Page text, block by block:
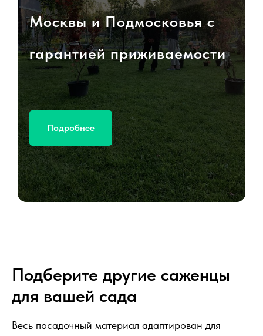
Москвы и Подмосковья с
гарантией приживаемости
Подробнее
Подберите другие саженцы
для вашей сада
Весь посадочный материал адаптирован для